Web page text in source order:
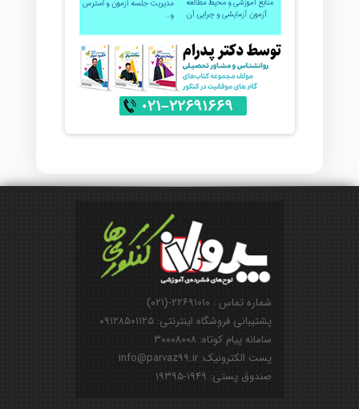
شماره تماس : ۲۲۶۹۱۰۱۰-(۰۲۱)
پشتیبانی فروشگاه اینترنتی: ۰۹۱۲۸۵۰۱۱۲۵
سامانه پیام کوتاه: ۳۰۰۰۸۰۰۸
پست الکترونیک: info@parvaz99.ir
صندوق پستی: ۱۹۴۹-۱۹۳۹۵